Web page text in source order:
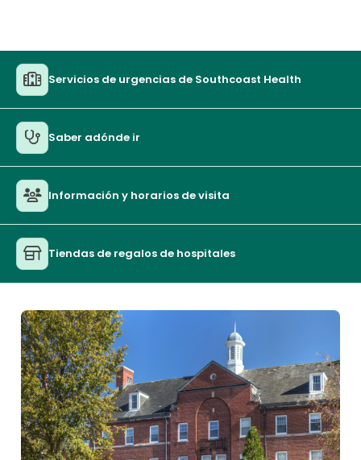
Servicios de urgencias de Southcoast Health
Saber adónde ir
Información y horarios de visita
Tiendas de regalos de hospitales